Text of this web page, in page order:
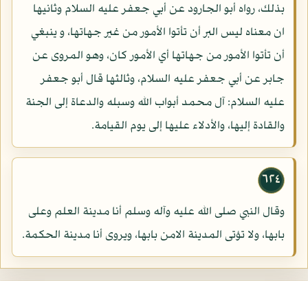
بذلك، رواه أبو الجارود عن أبي جعفر عليه السلام وثانيها
ان معناه ليس البر أن تأتوا الأمور من غير جهاتها، و ينبغي
أن تأتوا الأمور من جهاتها أي الأمور كان، وهو المروى عن
جابر عن أبي جعفر عليه السلام، وثالثها قال أبو جعفر
عليه السلام: آل محمد أبواب الله وسبله والدعاة إلى الجنة
والقادة إليها، والأدلاء عليها إلى يوم القيامة.
٦٢٤
وقال النبي صلى الله عليه وآله وسلم أنا مدينة العلم وعلى
بابها، ولا تؤتى المدينة الامن بابها، ويروى أنا مدينة الحكمة.